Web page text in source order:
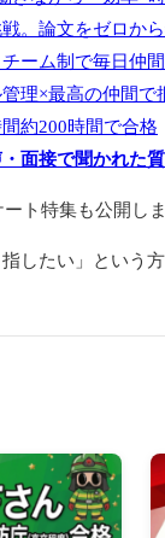
。論文をゼロか
ーム制で毎日仲
理×最高の仲間で
約200時間で合格
面接で聞かれた
ト特集も公開し
したい」という